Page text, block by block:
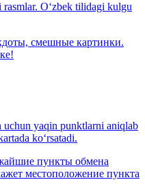
O‘zbek tilidagi kulgu
смешные картинки.
yaqin punktlarni aniqlab
ko‘rsatadi.
пункты обмена
местоположение пункта